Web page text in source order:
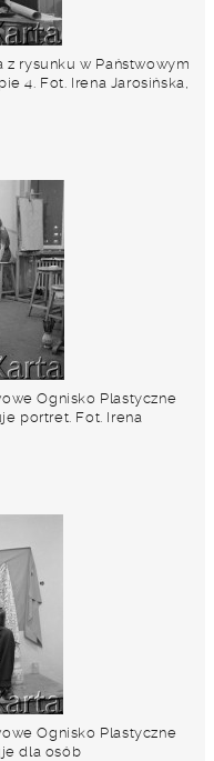
z rysunku w Państwowym
4. Fot. Irena Jarosińska,
Ognisko Plastyczne
portret. Fot. Irena
Ognisko Plastyczne
dla osób